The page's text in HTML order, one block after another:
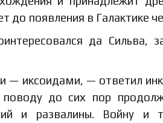
до появления в Галактике
да Сильва,
— иксоидами, — ответил
до сих пор
и развалины. Войну